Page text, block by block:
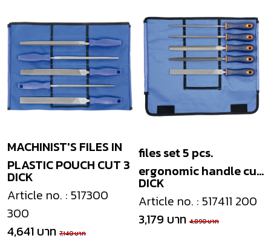
DICK
MACHINIST'S FILES IN
PLASTIC POUCH CUT 3
Article no. : 517300
300
4,641 บาท 7,140 บาท
DICK
files set 5 pcs.
ergonomic handle cut
2
Article no. : 517411 200
3,179 บาท 4,890 บาท